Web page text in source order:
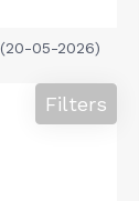
(20-05-2026)
Filters